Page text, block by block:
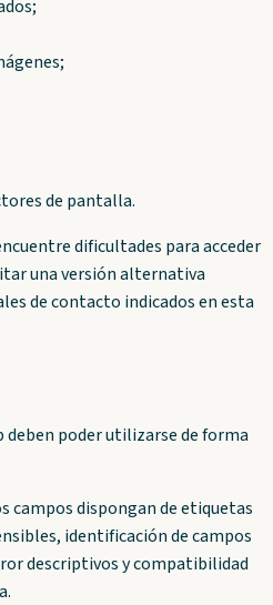
de pantalla.
dificultades para acceder
una versión alternativa
de contacto indicados en esta
poder utilizarse de forma
campos dispongan de etiquetas
identificación de campos
descriptivos y compatibilidad